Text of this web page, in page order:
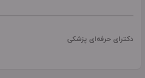
دکترای حرفه‌ای پزشکی